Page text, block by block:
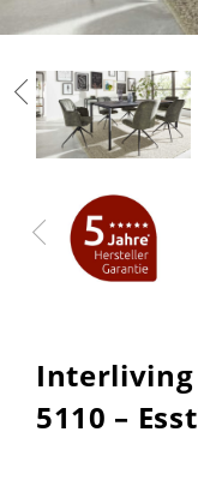
Interliving
5110 –